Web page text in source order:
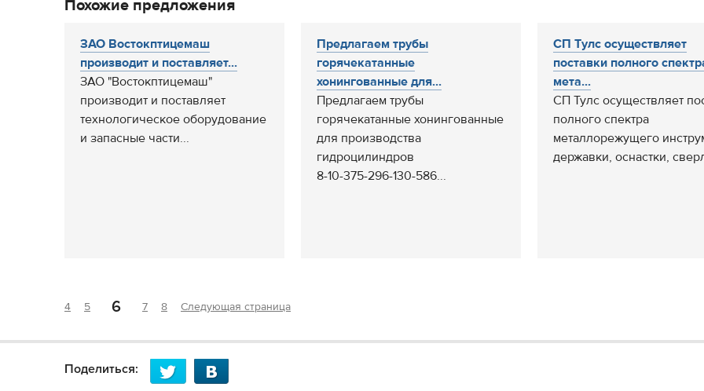
Похожие предложения
ЗАО Востокптицемаш
производит и поставляет...
ЗАО "Востокптицемаш"
производит и поставляет
технологическое оборудование
и запасные части...
Предлагаем трубы
горячекатанные
хонингованные для...
Предлагаем трубы
горячекатанные хонингованные
для производства
гидроцилиндров
8-10-375-296-130-586...
СП Тулс осуществляет
поставки полного
мета...
СП Тулс осуществляет
полного спектра
металлорежущего
державки, оснастки,
4 5 6 7 8 Следующая страница
Поделиться: